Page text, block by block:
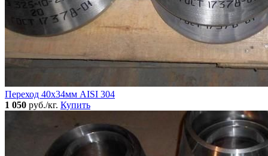
Переход 40х34мм AISI 304
1 050 руб./кг. Купить